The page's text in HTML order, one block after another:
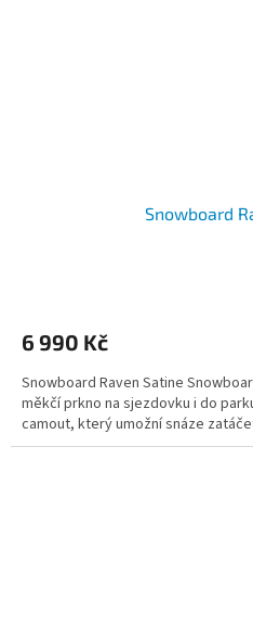
Snowboard
6 990 Kč
Snowboard Raven Satine
měkčí prkno na sjezdovku i do
camout, který umožní snáze